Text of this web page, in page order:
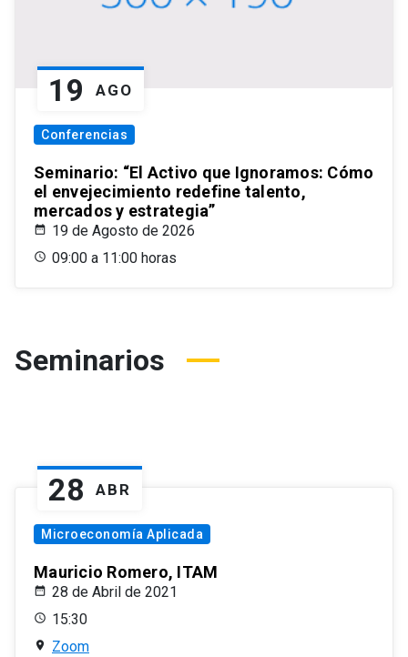
19 AGO
Conferencias
Seminario: “El Activo que Ignoramos: Cómo
el envejecimiento redefine talento,
mercados y estrategia”
19 de Agosto de 2026
09:00 a 11:00 horas
Seminarios
28 ABR
Microeconomía Aplicada
Mauricio Romero, ITAM
28 de Abril de 2021
15:30
Zoom